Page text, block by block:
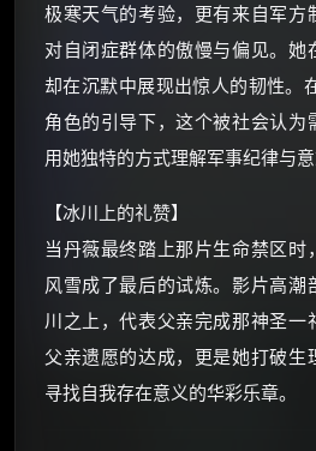
极寒天气的考验，更有来自军方
对自闭症群体的傲慢与偏见。她
却在沉默中展现出惊人的韧性。
角色的引导下，这个被社会认为
用她独特的方式理解军事纪律与意
【冰川上的礼赞】
当丹薇最终踏上那片生命禁区时
风雪成了最后的试炼。影片高潮
川之上，代表父亲完成那神圣一
父亲遗愿的达成，更是她打破生
寻找自我存在意义的华彩乐章。
还有支付宝现金红包、
☕ 海外大侠？通过